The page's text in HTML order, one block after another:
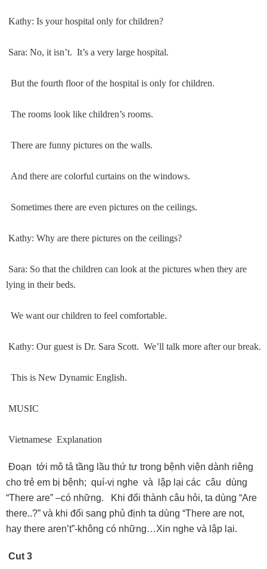
Kathy: Is your hospital only for children?
Sara: No, it isn’t. It’s a very large hospital.
But the fourth floor of the hospital is only for children.
The rooms look like children’s rooms.
There are funny pictures on the walls.
And there are colorful curtains on the windows.
Sometimes there are even pictures on the ceilings.
Kathy: Why are there pictures on the ceilings?
Sara: So that the children can look at the pictures when they are
lying in their beds.
We want our children to feel comfortable.
Kathy: Our guest is Dr. Sara Scott. We’ll talk more after our break.
This is New Dynamic English.
MUSIC
Vietnamese Explanation
Ðoạn tới mô tả tầng lầu thứ tư trong bệnh viện dành riêng
cho trẻ em bị bệnh; quí-vị nghe và lập lại các câu dùng
“There are” –có những. Khi đổi thành câu hỏi, ta dùng “Are
there..?” và khi đổi sang phủ định ta dùng “There are not,
hay there aren’t”-không có những…Xin nghe và lập lại.
Cut 3